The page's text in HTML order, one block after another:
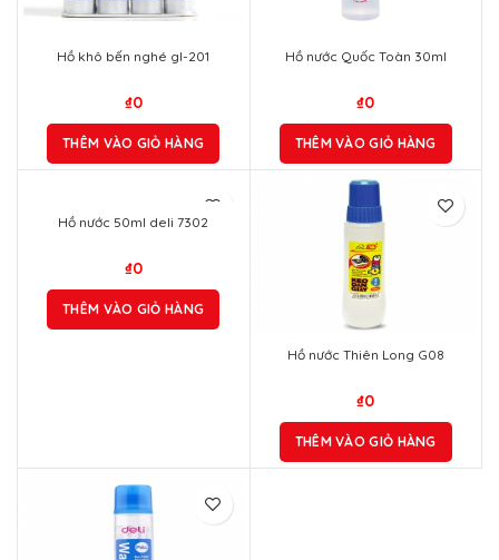
Hồ khô bến nghé gl-201
₫0
THÊM VÀO GIỎ HÀNG
Hồ nước Quốc Toàn 30ml
₫0
THÊM VÀO GIỎ HÀNG
Hồ nước 50ml deli 7302
₫0
THÊM VÀO GIỎ HÀNG
Hồ nước Thiên Long G08
₫0
THÊM VÀO GIỎ HÀNG